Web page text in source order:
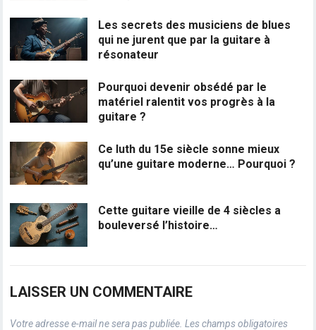
Les secrets des musiciens de blues
qui ne jurent que par la guitare à
résonateur
Pourquoi devenir obsédé par le
matériel ralentit vos progrès à la
guitare ?
Ce luth du 15e siècle sonne mieux
qu’une guitare moderne… Pourquoi ?
Cette guitare vieille de 4 siècles a
bouleversé l’histoire…
LAISSER UN COMMENTAIRE
Votre adresse e-mail ne sera pas publiée. Les champs obligatoires